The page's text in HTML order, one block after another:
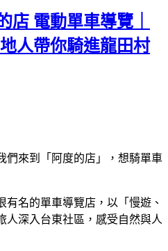
店 電動單車導覽｜
人帶你騎進龍田村
們來到「阿度的店」，想騎單車
有名的單車導覽店，以「慢遊、
人深入台東社區，感受自然與人